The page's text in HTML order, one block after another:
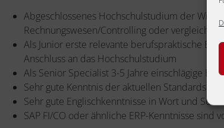
Abgeschlossenes Hochschulstudium der
Rechnungswesen/Controlling oder
Als Junior erste relevante berufspraktische
Anschluss an das Hochschulstudium
Als Senior Specialist 3-5 Jahre einschlägige
Sehr gute Kenntnis der aktuellen
Sehr gute Englischkenntnisse in Wort und Schrift
SAP FI/CO oder ähnliche ERP-Kenntnisse sind